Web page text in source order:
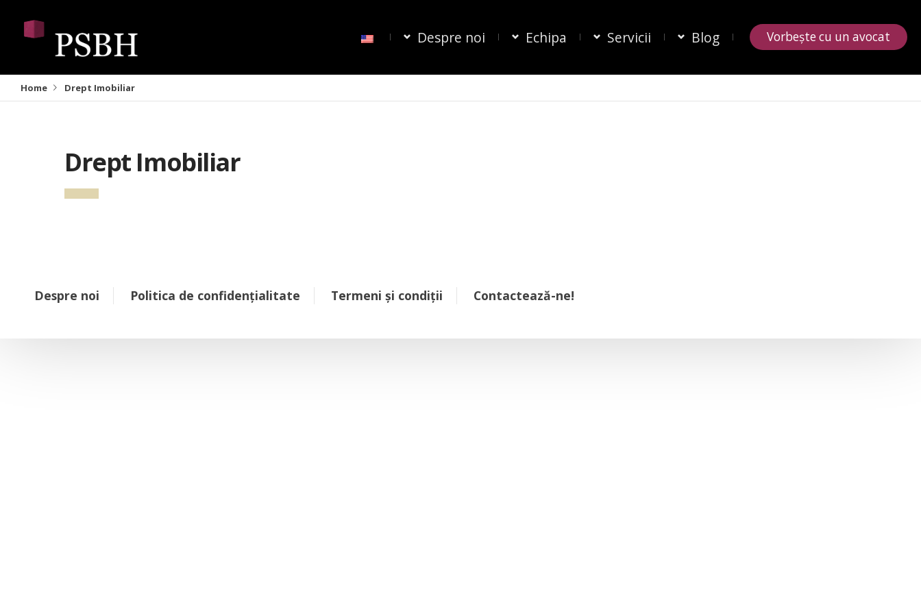
Despre noi Echipa Servicii Blog Vorbește cu un avocat
Home Drept Imobiliar
Drept Imobiliar
Despre noi Politica de confidențialitate Termeni și condiții Contactează-ne!